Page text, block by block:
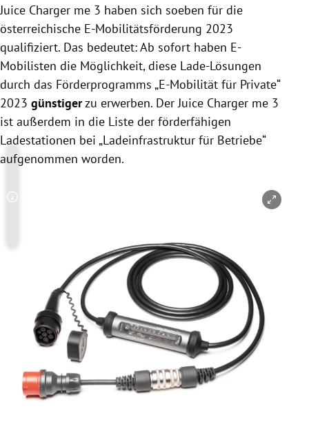
Juice Charger me 3 haben sich soeben für die
österreichische E-Mobilitätsförderung 2023
qualifiziert. Das bedeutet: Ab sofort haben E-
Mobilisten die Möglichkeit, diese Lade-Lösungen
durch das Förderprogramms „E-Mobilität für Private“
2023 günstigerzu erwerben. Der Juice Charger me 3
ist außerdem in die Liste der förderfähigen
Ladestationen bei „Ladeinfrastruktur für Betriebe“
aufgenommen worden.
Copyright-Hinweis öffnen/schließen